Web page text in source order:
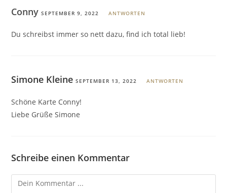
ConnySEPTEMBER 9, 2022 ANTWORTEN
Du schreibst immer so nett dazu, find ich total lieb!
Simone Kleine SEPTEMBER 13, 2022 ANTWORTEN
Schöne Karte Conny!
Liebe Grüße Simone
Schreibe einen Kommentar